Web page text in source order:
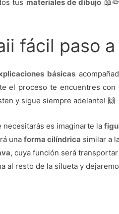
tus materiales de dibujo
fácil paso
básicas
el proceso te encuentres
y sigue siempre adelante! 🙌
necesitarás es imaginarte la
unaforma cilíndrica similar a
, cuya función será
al resto de la silueta y